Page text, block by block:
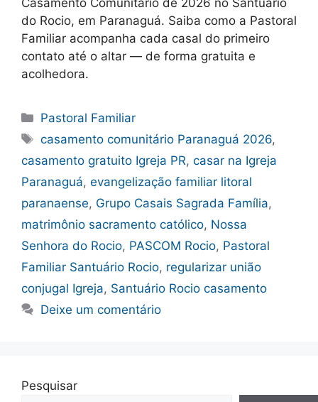
Casamento Comunitário de 2026 no Santuário
do Rocio, em Paranaguá. Saiba como a Pastoral
Familiar acompanha cada casal do primeiro
contato até o altar — de forma gratuita e
acolhedora.
Categorias
Pastoral Familiar
Tags
casamento comunitário Paranaguá 2026,
casamento gratuito Igreja PR, casar na Igreja
Paranaguá, evangelização familiar litoral
paranaense, Grupo Casais Sagrada Família,
matrimônio sacramento católico, Nossa
Senhora do Rocio, PASCOM Rocio, Pastoral
Familiar Santuário Rocio, regularizar união
conjugal Igreja, Santuário Rocio casamento
Deixe um comentário
Pesquisar